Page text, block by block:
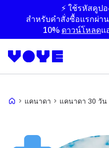
⚡ ใช้รหัสคูปอ
สำหรับคำสั่งซื้อแรกผ่า
10% ดาวน์โหลดแ
แคนาดา แคนาดา 30 วัน